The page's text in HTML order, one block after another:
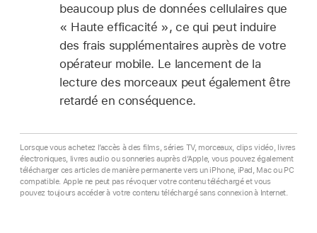
beaucoup plus de données cellulaires que
« Haute efficacité », ce qui peut induire
des frais supplémentaires auprès de votre
opérateur mobile. Le lancement de la
lecture des morceaux peut également être
retardé en conséquence.
Lorsque vous achetez l’accès à des films, séries TV, morceaux, clips vidéo, livres
électroniques, livres audio ou sonneries auprès d’Apple, vous pouvez également
télécharger ces articles de manière permanente vers un iPhone, iPad, Mac ou PC
compatible. Apple ne peut pas révoquer votre contenu téléchargé et vous
pouvez toujours accéder à votre contenu téléchargé sans connexion à Internet.